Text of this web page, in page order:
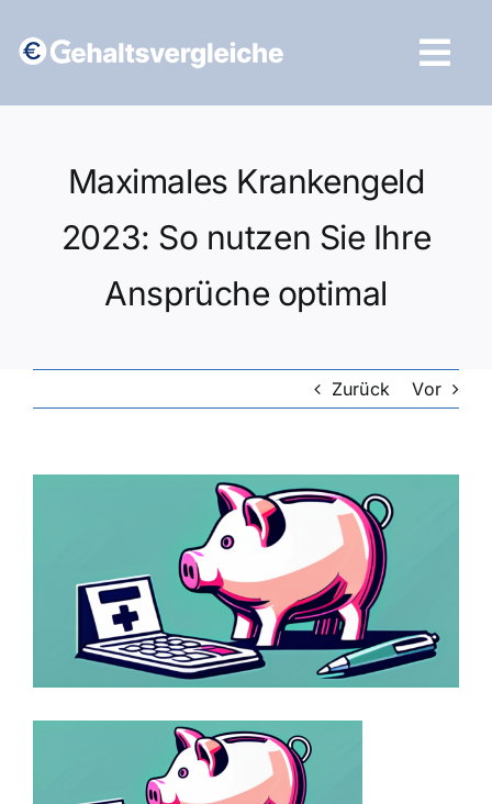
Inhalt
Maximales Krankengeld
2023: So nutzen Sie Ihre
Ansprüche optimal
Zurück Vor